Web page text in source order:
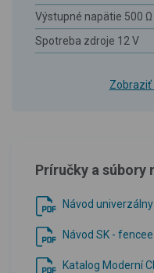
Výstupné napätie 500 Ω
Spotreba zdroje 12 V
Zobraziť
Príručky a súbory
Návod
Návod SK -
Katalog Moderní